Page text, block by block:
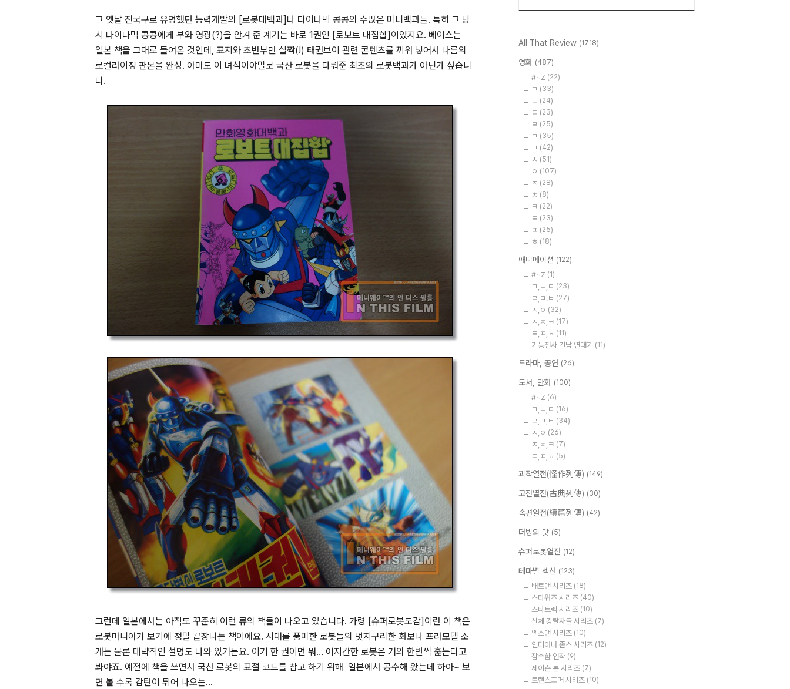
그 옛날 전국구로 유명했던 능력개발의 [로봇대백과]나 다이나믹 콩콩의 수많은 미니백과들. 특히 그 당
시 다이나믹 콩콩에게 부와 영광(?)을 안겨 준 계기는 바로 1권인 [로보트 대집합]이었지요. 베이스는
일본 책을 그대로 들여온 것인데, 표지와 초반부만 살짝(!) 태권브이 관련 콘텐츠를 끼워 넣어서 나름의
로컬라이징 판본을 완성. 아마도 이 녀석이야말로 국산 로봇을 다뤄준 최초의 로봇백과가 아닌가 싶습니
다.
그런데 일본에서는 아직도 꾸준히 이런 류의 책들이 나오고 있습니다. 가령 [슈퍼로봇도감]이란 이 책은
로봇마니아가 보기에 정말 끝장나는 책이에요. 시대를 풍미한 로봇들의 멋지구리한 화보나 프라모델 소
개는 물론 대략적인 설명도 나와 있거든요. 이거 한 권이면 뭐… 어지간한 로봇은 거의 한번씩 훑는다고
봐야죠. 예전에 책을 쓰면서 국산 로봇의 표절 코드를 참고 하기 위해 일본에서 공수해 왔는데 하아~ 보
면 볼 수록 감탄이 튀어 나오는...
All That Review (1718)
영화 (487)
#~Z (22)
ㄱ (33)
ㄴ (24)
ㄷ (23)
ㄹ (25)
ㅁ (35)
ㅂ (42)
ㅅ (51)
ㅇ (107)
ㅈ (28)
ㅊ (8)
ㅋ (22)
ㅌ (23)
ㅍ (25)
ㅎ (18)
애니메이션 (122)
#~Z (1)
ㄱ,ㄴ,ㄷ (23)
ㄹ,ㅁ.ㅂ (27)
ㅅ,ㅇ (32)
ㅈ,ㅊ,ㅋ (17)
ㅌ,ㅍ,ㅎ (11)
기동전사 건담 연대기 (11)
드라마, 공연 (26)
도서, 만화 (100)
#~Z (6)
ㄱ,ㄴ,ㄷ (16)
ㄹ,ㅁ,ㅂ (34)
ㅅ,ㅇ (26)
ㅈ,ㅊ,ㅋ (7)
ㅌ,ㅍ,ㅎ (5)
괴작열전(怪作列傳) (149)
고전열전(古典列傳) (30)
속편열전(續篇列傳) (42)
더빙의 맛 (5)
슈퍼로봇열전 (12)
테마별 섹션 (123)
배트맨 시리즈 (18)
스타워즈 시리즈 (40)
스타트렉 시리즈 (10)
신체 강탈자들 시리즈 (7)
엑스맨 시리즈 (10)
인디아나 존스 시리즈 (12)
잠수함 연작 (9)
제이슨 본 시리즈 (7)
트랜스포머 시리즈 (10)